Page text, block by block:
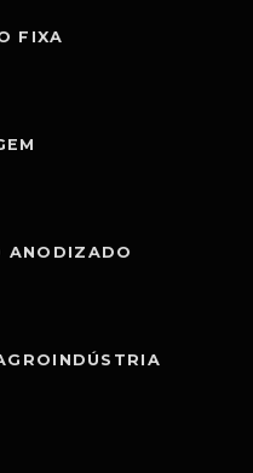
FIXA
ANODIZADO